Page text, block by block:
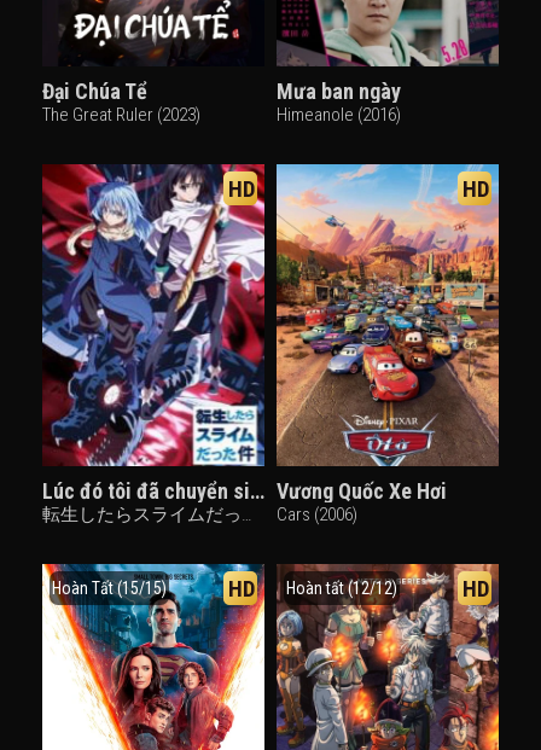
Đại Chúa Tể
The Great Ruler (2023)
Mưa ban ngày
Himeanole (2016)
HD
Lúc đó tôi đã chuyển sinh thành Slime: Tóm tắt mùa 1 trong một tiếng
転生したらスライムだった件 (2024)
HD
Vương Quốc Xe Hơi
Cars (2006)
Hoàn Tất (15/15) HD Hoàn tất (12/12) HD